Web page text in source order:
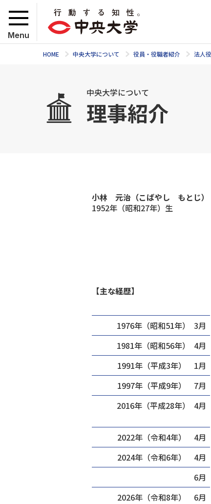
Menu
HOME 中央大学について 役員・役職者紹介 法人
中央大学について
理事紹介
小林 元治（こばやし もとじ）
1952年（昭和27年）生
【主な経歴】
1976年（昭和51年） 3月
1981年（昭和56年） 4月
1991年（平成3年） 1月
1997年（平成9年） 7月
2016年（平成28年） 4月
2022年（令和4年） 4月
2024年（令和6年） 4月
6月
2026年（令和8年） 6月